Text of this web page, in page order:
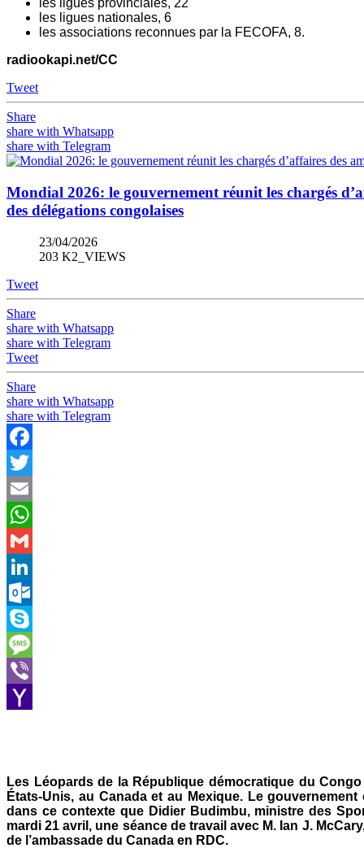
les ligues provinciales, 22
les ligues nationales, 6
les associations reconnues par la FECOFA, 8.
radiookapi.net/CC
Tweet
Share
share with Whatsapp
share with Telegram
Mondial 2026: le gouvernement réunit les chargés
des délégations congolaises
23/04/2026
203 K2_VIEWS
Tweet
Share
share with Whatsapp
share with Telegram
Tweet
Share
share with Whatsapp
share with Telegram
Facebook
Twitter
Email
WhatsApp
Gmail
LinkedIn
Outlook.com
Skype
Message
Viber
Les Léopards de la République démocratique du
États-Unis, au Canada et au Mexique. Le
dans ce contexte que Didier Budimbu, ministre des
mardi 21 avril, une séance de travail avec M. Ian J.
de l’ambassade du Canada en RDC.